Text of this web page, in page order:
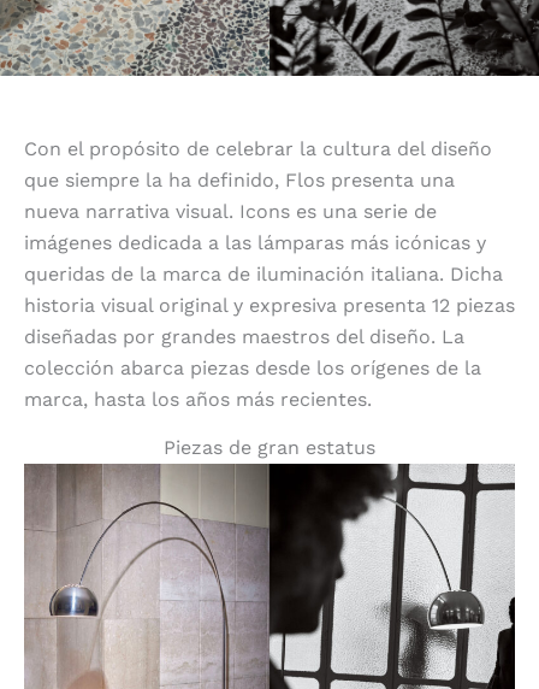
Con el propósito de celebrar la cultura del diseño
que siempre la ha definido, Flos presenta una
nueva narrativa visual. Icons es una serie de
imágenes dedicada a las lámparas más icónicas y
queridas de la marca de iluminación italiana. Dicha
historia visual original y expresiva presenta 12 piezas
diseñadas por grandes maestros del diseño. La
colección abarca piezas desde los orígenes de la
marca, hasta los años más recientes.
Piezas de gran estatus